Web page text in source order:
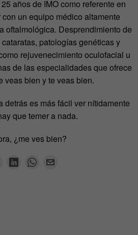
años de IMO como referente en
un equipo médico altamente
oftalmológica. Desprendimiento de
patologías genéticas y
rejuvenecimiento oculofacial u
de las especialidades que ofrece
veas bien y te veas bien.
detrás es más fácil ver nítidamente
que temer a nada.
¿me ves bien?